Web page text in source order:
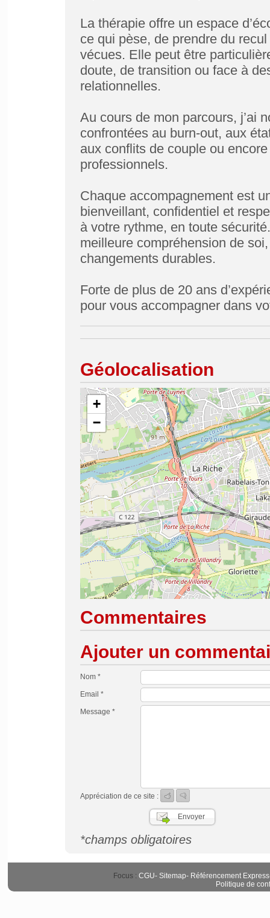
La thérapie offre un espace
ce qui pèse, de prendre du
vécues. Elle peut être
doute, de transition ou face à
relationnelles.
Au cours de mon parcours, j’ai
confrontées au burn-out, aux
aux conflits de couple ou
professionnels.
Chaque accompagnement est
bienveillant, confidentiel et
à votre rythme, en toute
meilleure compréhension de
changements durables.
Forte de plus de 20 ans
pour vous accompagner dans
Géolocalisation
+
−
Commentaires
Ajouter un
Nom *
Email *
Message *
Appréciation de ce site :
*champs obligatoires
Focus : CGU- Sitemap- Référencement Express
Politique de